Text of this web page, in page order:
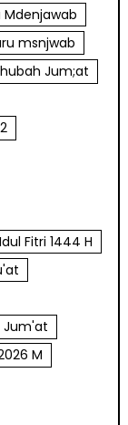
Mdenjawab
msnjwab
Jum;at
Fitri 1444 H
Jum'at
M